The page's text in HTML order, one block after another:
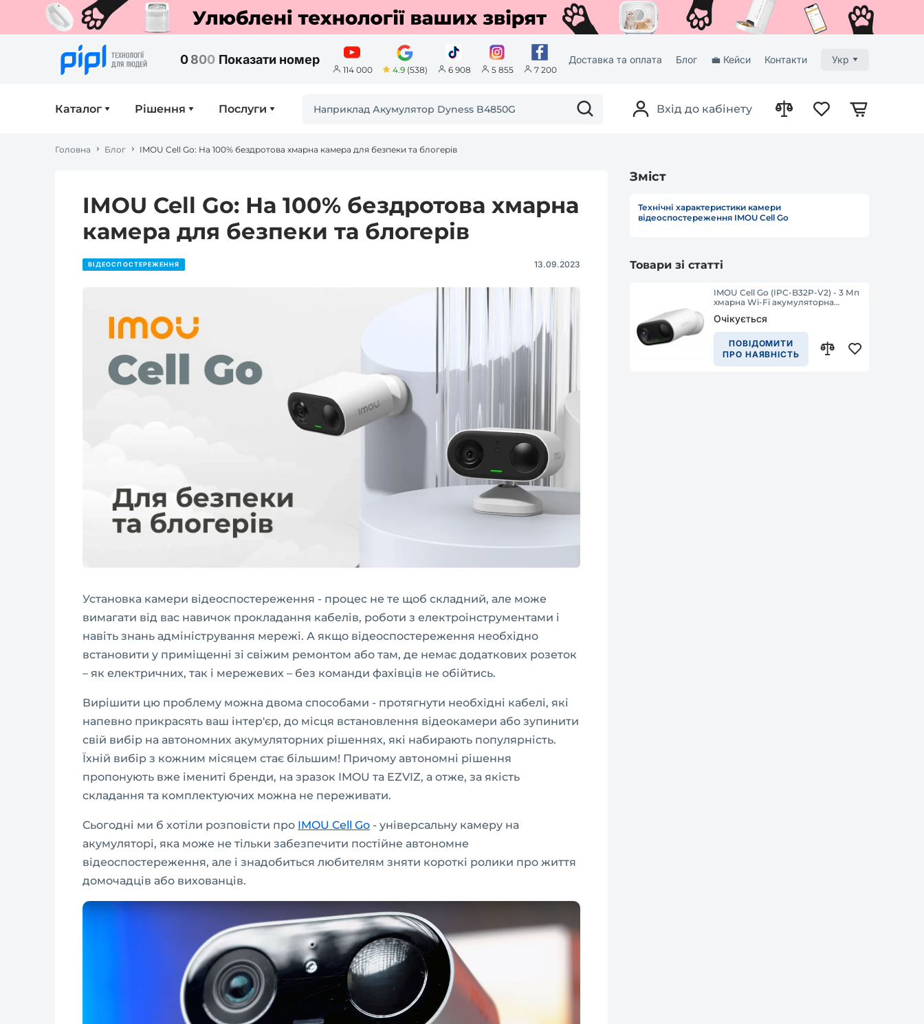
0800 Показати номер
114 000 4.9(538) 6 908 5 855 7 200
Доставка та оплата Блог 💼 Кейси Контакти Укр
Каталог Рішення Послуги Вхід до кабінету
Головна Блог IMOU Cell Go: На 100% бездротова хмарна камера для безпеки та блогерів
IMOU Cell Go: На 100% бездротова хмарна
камера для безпеки та блогерів
ВІДЕОСПОСТЕРЕЖЕННЯ 13.09.2023
Установка камери відеоспостереження - процес не те щоб складний, але може
вимагати від вас навичок прокладання кабелів, роботи з електроінструментами і
навіть знань адміністрування мережі. А якщо відеоспостереження необхідно
встановити у приміщенні зі свіжим ремонтом або там, де немає додаткових розеток
– як електричних, так і мережевих – без команди фахівців не обійтись.
Вирішити цю проблему можна двома способами - протягнути необхідні кабелі, які
напевно прикрасять ваш інтер'єр, до місця встановлення відеокамери або зупинити
свій вибір на автономних акумуляторних рішеннях, які набирають популярність.
Їхній вибір з кожним місяцем стає більшим! Причому автономні рішення
пропонують вже імениті бренди, на зразок IMOU та EZVIZ, а отже, за якість
складання та комплектуючих можна не переживати.
Сьогодні ми б хотіли розповісти про IMOU Cell Go - універсальну камеру на
акумуляторі, яка може не тільки забезпечити постійне автономне
відеоспостереження, але і знадобиться любителям зняти короткі ролики про життя
домочадців або вихованців.
Зміст
Технічні характеристики камери
відеоспостереження IMOU Cell Go
Товари зі статті
IMOU Cell Go (IPC-B32P-V2) - 3 Мп
хмарна Wi-Fi акумуляторна
Очікується
ПОВІДОМИТИ
ПРО НАЯВНІСТЬ